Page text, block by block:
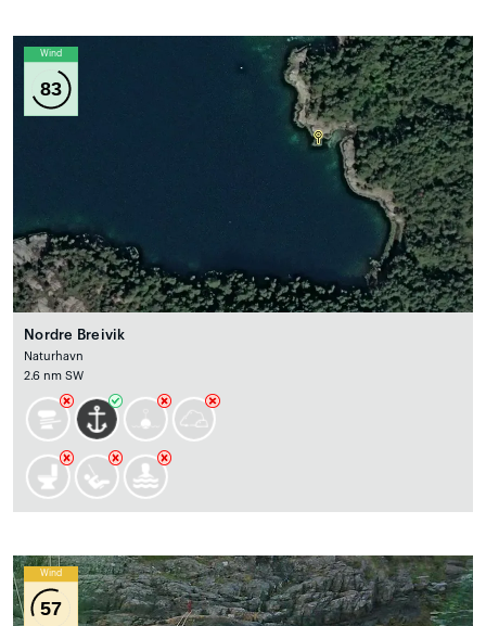
Wind
83
Nordre Breivik
Naturhavn
2.6 nm SW
Wind
57